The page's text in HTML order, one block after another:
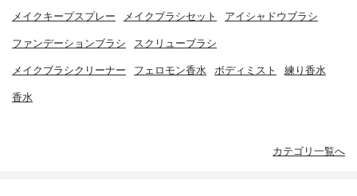
メイクキープスプレー メイクブラシセット アイシャドウブラシ
ファンデーションブラシ スクリューブラシ
メイクブラシクリーナー フェロモン香水 ボディミスト 練り香水
香水
カテゴリ一覧へ